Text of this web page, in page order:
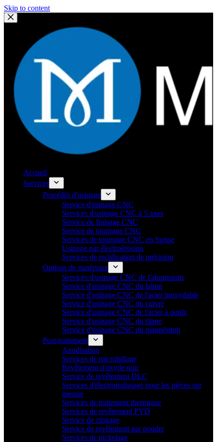
Skip to content
Accueil
Services
Procédés d'usinage
Service d'usinage CNC
Services d'usinage CNC à 5 axes
Service de fraisage CNC
Service de tournage CNC
Services de tournage CNC en Suisse
Usinage par électroérosion
Services de rectification de précision
Options de matériaux
Services d'usinage CNC de l'aluminium
Service d'usinage CNC du laiton
Service d'usinage CNC de l'acier inoxydable
Service d'usinage CNC du cuivre
Service d'usinage CNC de l'acier à outils
Service d'usinage CNC du titane
Service d'usinage CNC du magnésium
Post-traitement
Anodisation
Services de microbillage
Revêtement d'oxyde noir
Service de revêtement DLC
Services d'électropolissage pour les pièces sur
mesure
Services de traitement thermique
Services de revêtement PVD
Service de zingage
Service de revêtement par poudre
Services de nickelage